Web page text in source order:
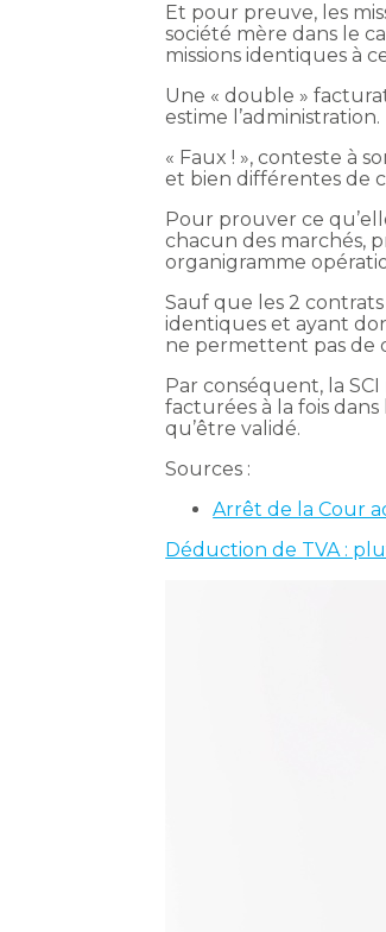
Et pour preuve, les
société mère dans le
missions identiques à
Une « double »
estime l’administration.
« Faux ! », conteste à
et bien différentes de
Pour prouver ce
chacun des marchés,
organigramme
Sauf que les 2
identiques et ayant
ne permettent pas de
Par conséquent, la
facturées à la fois
qu’être validé.
Sources :
Arrêt de la Cour
Déduction de TVA :